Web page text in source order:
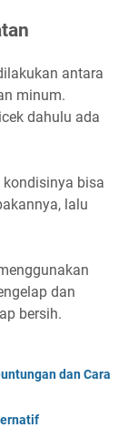
antara
minum.
dahulu ada
bisa
lalu
dan
bersih.
dan Cara